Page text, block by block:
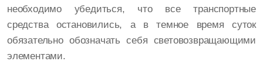
необходимо убедиться, что все транспортные
средства остановились, а в темное время суток
обязательно обозначать себя световозвращающими
элементами.